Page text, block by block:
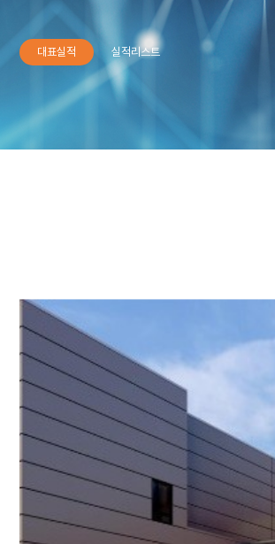
대표실적 실적리스트